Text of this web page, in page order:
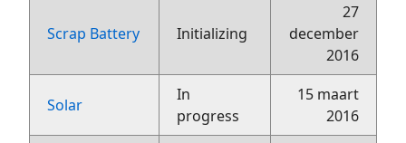
Scrap Battery Initializing
27
december
2016
Solar
In
progress
15 maart
2016